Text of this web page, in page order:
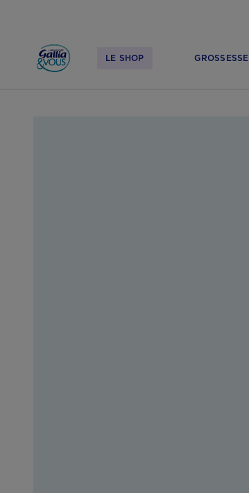
LE SHOP GROSSESSE
LE SHOP